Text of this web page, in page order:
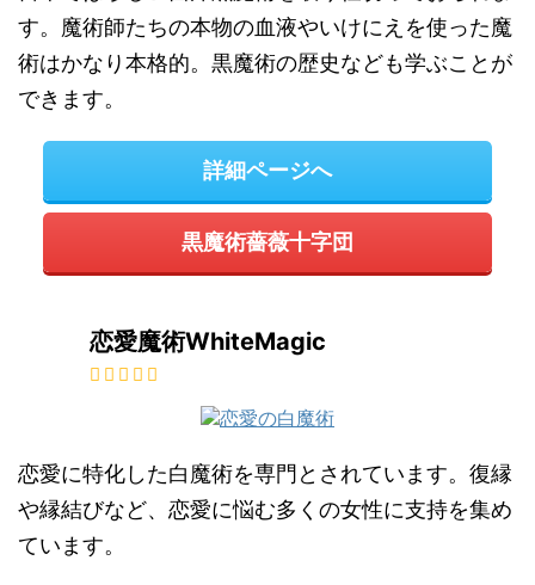
す。魔術師たちの本物の血液やいけにえを使った魔
術はかなり本格的。黒魔術の歴史なども学ぶことが
できます。
詳細ページへ
黒魔術薔薇十字団
恋愛魔術WhiteMagic
恋愛に特化した白魔術を専門とされています。復縁
や縁結びなど、恋愛に悩む多くの女性に支持を集め
ています。